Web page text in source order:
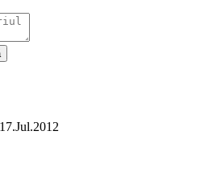
17.Jul.2012